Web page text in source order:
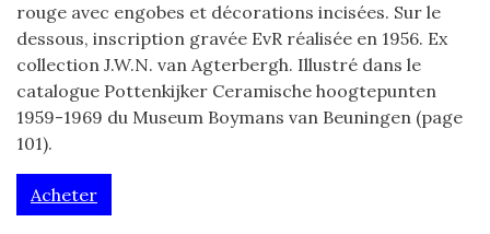
rouge avec engobes et décorations incisées. Sur le
dessous, inscription gravée EvR réalisée en 1956. Ex
collection J.W.N. van Agterbergh. Illustré dans le
catalogue Pottenkijker Ceramische hoogtepunten
1959-1969 du Museum Boymans van Beuningen (page
101).
Acheter